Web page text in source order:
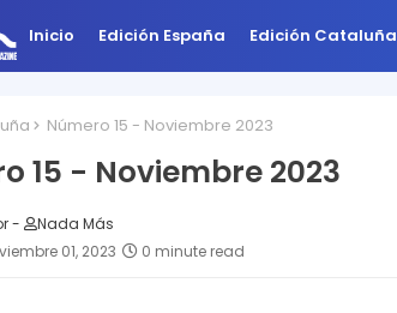
Inicio Edición España Edición Cataluña
Número 15 - Noviembre 2023
15 - Noviembre 2023
-
Nada Más
01, 2023
0 minute read